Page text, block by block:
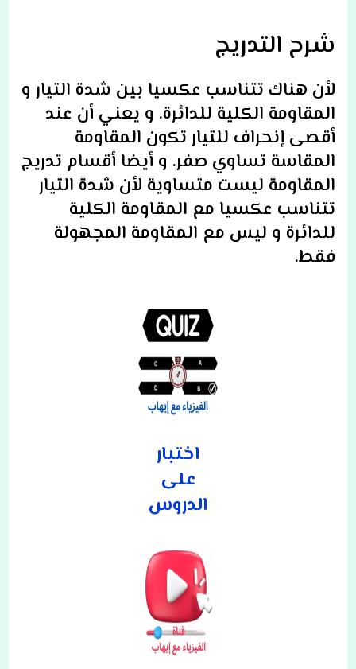
شرح التدريج
لأن هناك تتناسب عكسيا بين شدة التيار و
المقاومة الكلية للدائرة. و يعني أن عند
أقصى إنحراف للتيار تكون المقاومة
المقاسة تساوي صفر. و أيضا أقسام تدريج
المقاومة ليست متساوية لأن شدة التيار
تتناسب عكسيا مع المقاومة الكلية
للدائرة و ليس مع المقاومة المجهولة
فقط.
اختبار
على
الدروس